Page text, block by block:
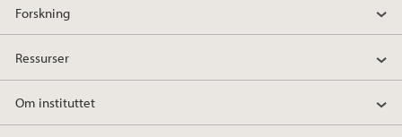
Forskning
Ressurser
Om instituttet